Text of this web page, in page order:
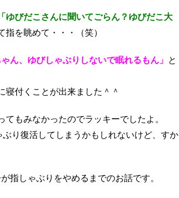
「ゆびだこさんに聞いてごらん？ゆびだこ大
を眺めて・・・（笑）
ん、ゆびしゃぶりしないで眠れるもん」 と
寝付くことが出来ました＾＾
もみなかったのでラッキーでしたよ。
り復活してしまうかもしれないけど、すか
指しゃぶりをやめるまでのお話です。